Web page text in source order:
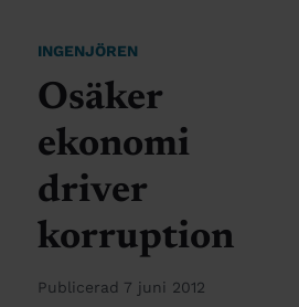
INGENJÖREN
Osäker
ekonomi
driver
korruption
Publicerad 7 juni 2012